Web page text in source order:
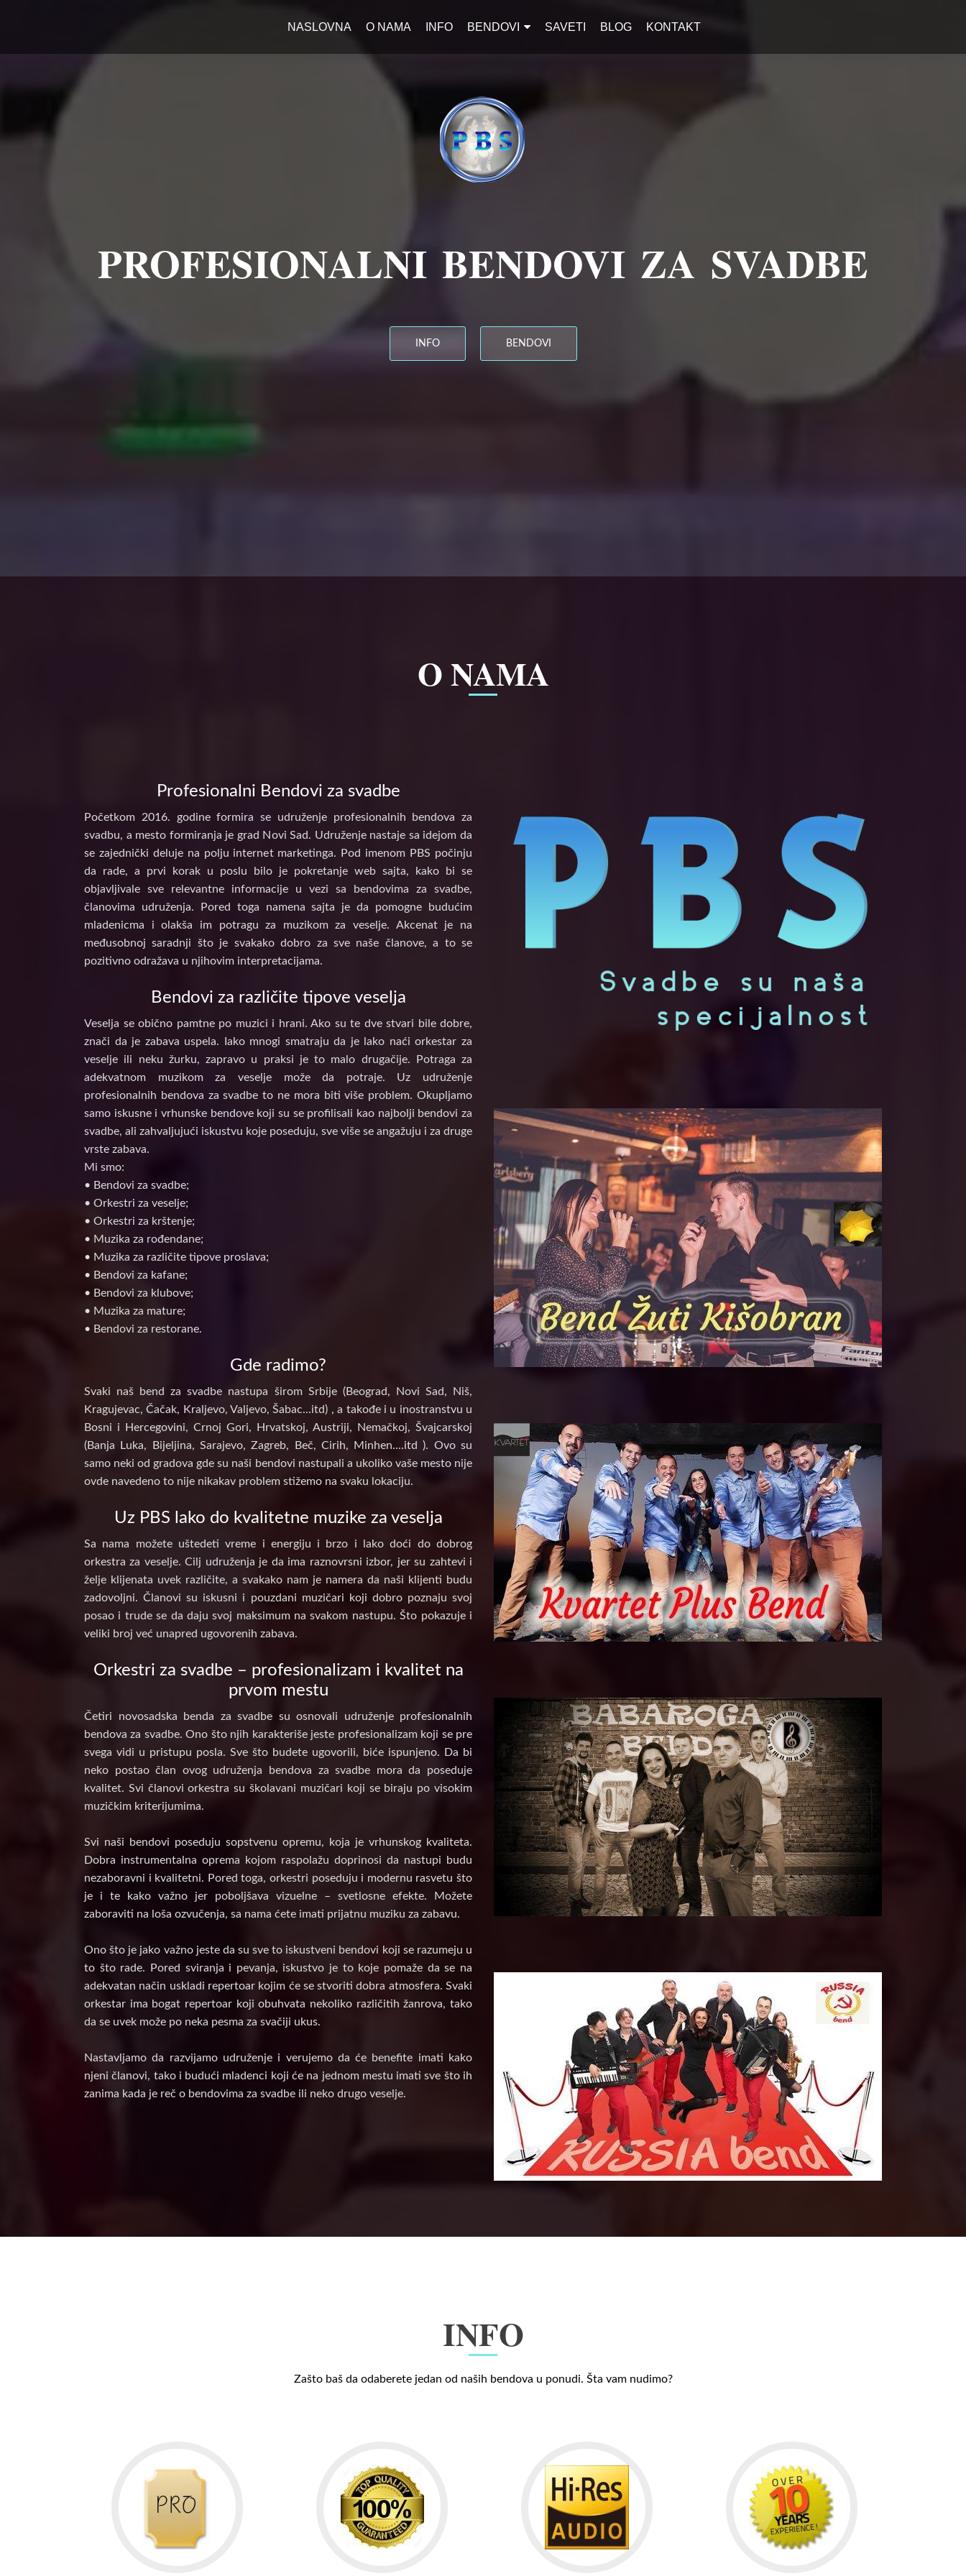
NASLOVNA O NAMA INFO BENDOVI SAVETI BLOG KONTAKT
PROFESIONALNI BENDOVI ZA SVADBE
INFO BENDOVI
O NAMA
Profesionalni Bendovi za svadbe
Početkom 2016. godine formira se udruženje profesionalnih bendova za
svadbu, a mesto formiranja je grad Novi Sad. Udruženje nastaje sa idejom da
se zajednički deluje na polju internet marketinga. Pod imenom PBS počinju
da rade, a prvi korak u poslu bilo je pokretanje web sajta, kako bi se
objavljivale sve relevantne informacije u vezi sa bendovima za svadbe,
članovima udruženja. Pored toga namena sajta je da pomogne budućim
mladenicma i olakša im potragu za muzikom za veselje. Akcenat je na
međusobnoj saradnji što je svakako dobro za sve naše članove, a to se
pozitivno odražava u njihovim interpretacijama.
Bendovi za različite tipove veselja
Veselja se obično pamtne po muzici i hrani. Ako su te dve stvari bile dobre,
znači da je zabava uspela. Iako mnogi smatraju da je lako naći orkestar za
veselje ili neku žurku, zapravo u praksi je to malo drugačije. Potraga za
adekvatnom muzikom za veselje može da potraje. Uz udruženje
profesionalnih bendova za svadbe to ne mora biti više problem. Okupljamo
samo iskusne i vrhunske bendove koji su se profilisali kao najbolji bendovi za
svadbe, ali zahvaljujući iskustvu koje poseduju, sve više se angažuju i za druge
vrste zabava.
Mi smo:
• Bendovi za svadbe;
• Orkestri za veselje;
• Orkestri za krštenje;
• Muzika za rođendane;
• Muzika za različite tipove proslava;
• Bendovi za kafane;
• Bendovi za klubove;
• Muzika za mature;
• Bendovi za restorane.
Gde radimo?
Svaki naš bend za svadbe nastupa širom Srbije (Beograd, Novi Sad, Niš,
Kragujevac, Čačak, Kraljevo, Valjevo, Šabac...itd) , a takođe i u inostranstvu u
Bosni i Hercegovini, Crnoj Gori, Hrvatskoj, Austriji, Nemačkoj, Švajcarskoj
(Banja Luka, Bijeljina, Sarajevo, Zagreb, Beč, Cirih, Minhen....itd ). Ovo su
samo neki od gradova gde su naši bendovi nastupali a ukoliko vaše mesto nije
ovde navedeno to nije nikakav problem stižemo na svaku lokaciju.
Uz PBS lako do kvalitetne muzike za veselja
Sa nama možete uštedeti vreme i energiju i brzo i lako doći do dobrog
orkestra za veselje. Cilj udruženja je da ima raznovrsni izbor, jer su zahtevi i
želje klijenata uvek različite, a svakako nam je namera da naši klijenti budu
zadovoljni. Članovi su iskusni i pouzdani muzičari koji dobro poznaju svoj
posao i trude se da daju svoj maksimum na svakom nastupu. Što pokazuje i
veliki broj već unapred ugovorenih zabava.
Orkestri za svadbe – profesionalizam i kvalitet na
prvom mestu
Četiri novosadska benda za svadbe su osnovali udruženje profesionalnih
bendova za svadbe. Ono što njih karakteriše jeste profesionalizam koji se pre
svega vidi u pristupu posla. Sve što budete ugovorili, biće ispunjeno. Da bi
neko postao član ovog udruženja bendova za svadbe mora da poseduje
kvalitet. Svi članovi orkestra su školavani muzičari koji se biraju po visokim
muzičkim kriterijumima.
Svi naši bendovi poseduju sopstvenu opremu, koja je vrhunskog kvaliteta.
Dobra instrumentalna oprema kojom raspolažu doprinosi da nastupi budu
nezaboravni i kvalitetni. Pored toga, orkestri poseduju i modernu rasvetu što
je i te kako važno jer poboljšava vizuelne – svetlosne efekte. Možete
zaboraviti na loša ozvučenja, sa nama ćete imati prijatnu muziku za zabavu.
Ono što je jako važno jeste da su sve to iskustveni bendovi koji se razumeju u
to što rade. Pored sviranja i pevanja, iskustvo je to koje pomaže da se na
adekvatan način uskladi repertoar kojim će se stvoriti dobra atmosfera. Svaki
orkestar ima bogat repertoar koji obuhvata nekoliko različitih žanrova, tako
da se uvek može po neka pesma za svačiji ukus.
Nastavljamo da razvijamo udruženje i verujemo da će benefite imati kako
njeni članovi, tako i budući mladenci koji će na jednom mestu imati sve što ih
zanima kada je reč o bendovima za svadbe ili neko drugo veselje.
INFO
Zašto baš da odaberete jedan od naših bendova u ponudi. Šta vam nudimo?